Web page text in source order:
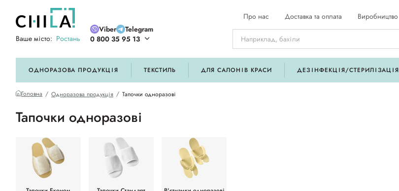
Ваше місто: Ростань
Viber
Telegram
0 800 35 95 13
Про нас Доставка та оплата Виробництво
ОДНОРАЗОВА ПРОДУКЦІЯ ТЕКСТИЛЬ ДЛЯ САЛОНІВ КРАСИ ДЕЗІНФЕКЦІЯ/СТЕРИЛІЗАЦІЯ
Головна Одноразова продукція Тапочки одноразові
Тапочки одноразові